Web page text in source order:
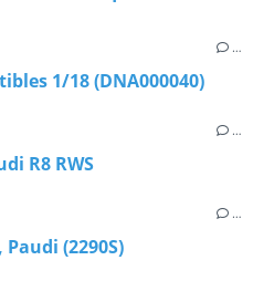
…
1/18 (DNA000040)
…
R8 RWS
…
(2290S)